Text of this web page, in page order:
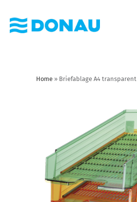
Home » Briefablage A4 transparent